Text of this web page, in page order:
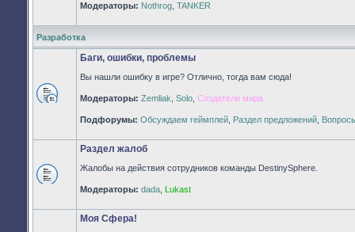
непрочитанных
Модераторы: Nothrog TANKER
Разработка
непрочитанных
сообщений
Баги, ошибки, проблемы
Вы нашли ошибку в игре? Отлично, тогда вам сюда!
Модераторы: Zemliak Solo Создатели мира
Подфорумы: Обсуждаем геймплей Раздел предложений
Нет
непрочитанных
Раздел жалоб
Жалобы на действия сотрудников команды DestinySphere.
Модераторы: dada Lukast
Моя Сфера!